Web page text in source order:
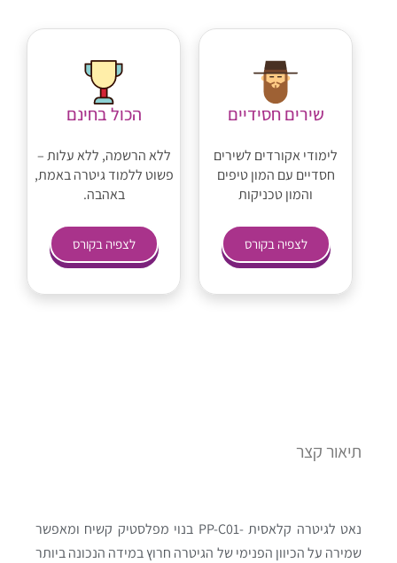
שירים חסידיים
לימודי אקורדים לשירים
חסדיים עם המון טיפים
והמון טכניקות
לצפיה בקורס
הכול בחינם
ללא הרשמה, ללא עלות –
פשוט ללמוד גיטרה באמת,
באהבה.
לצפיה בקורס
תיאור קצר
נאט לגיטרה קלאסית -PP-C01 בנוי מפלסטיק קשיח ומאפשר
שמירה על הכיוון הפנימי של הגיטרה חרוץ במידה הנכונה ביותר